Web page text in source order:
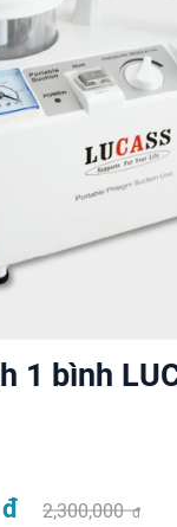
1 bình
đ 2,300,000đ